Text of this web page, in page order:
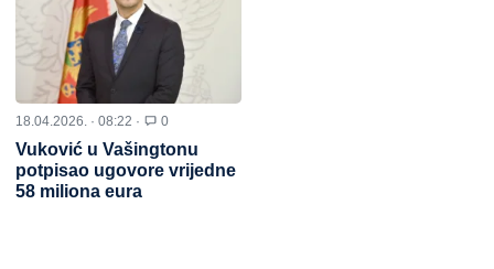
18.04.2026. · 08:22 · 0
Vuković u Vašingtonu
potpisao ugovore vrijedne
58 miliona eura